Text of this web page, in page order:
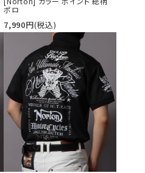
ポロ
7,990円(税込)